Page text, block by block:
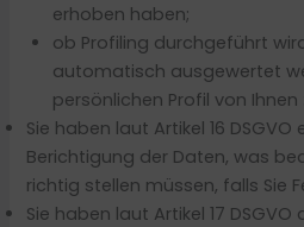
erhoben haben;
ob Profiling durchgeführt
automatisch ausgewertet
persönlichen Profil von
Sie haben laut Artikel 16 DSGVO
Berichtigung der Daten, was
richtig stellen müssen, falls Sie
Sie haben laut Artikel 17